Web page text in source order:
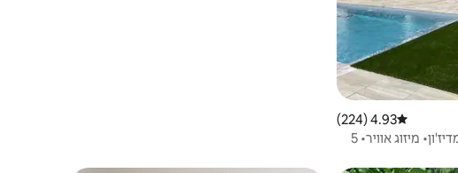
דירוג ממוצע של 4.93 מתוך 5, 224 ביקורות
4.93 (224)
וילה עם בריכה 20 דקות מדיז'ון• מיזוג אוויר• 5